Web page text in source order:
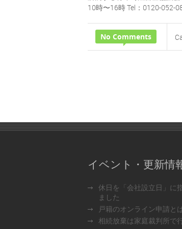
10時〜16時 Tel：0120-052-
No Comments
イベント・更新情
休日を「会社設立日」に
ました
戸籍のオンライン申請と
相続放棄は家庭裁判所で